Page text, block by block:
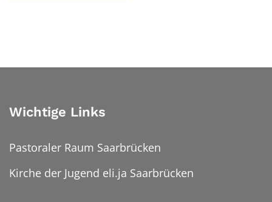
Wichtige Links
Pastoraler Raum Saarbrücken
Kirche der Jugend eli.ja Saarbrücken